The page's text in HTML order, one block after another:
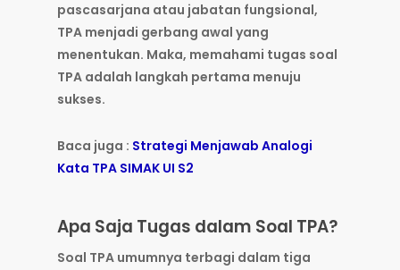
pascasarjana atau jabatan fungsional,
TPA menjadi gerbang awal yang
menentukan. Maka, memahami tugas soal
TPA adalah langkah pertama menuju
sukses.
Baca juga : Strategi Menjawab Analogi
Kata TPA SIMAK UI S2
Apa Saja Tugas dalam Soal TPA?
Soal TPA umumnya terbagi dalam tiga